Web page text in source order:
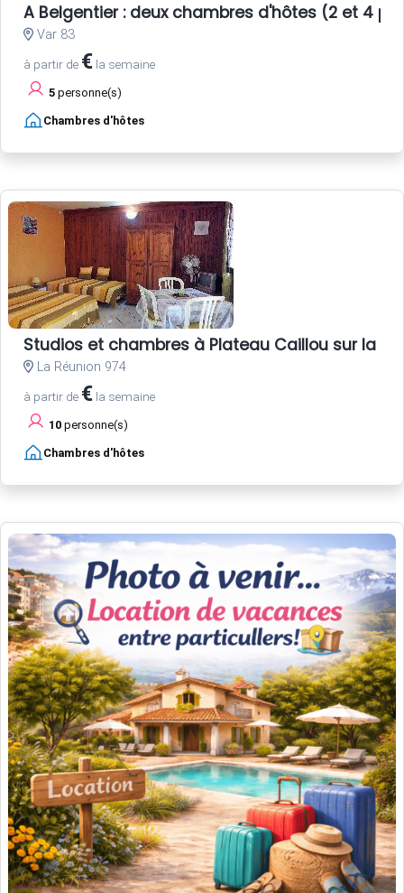
A Belgentier : deux chambres d'hôtes (2 et 4
Var 83
à partir de € la semaine
5 personne(s)
Chambres d'hôtes
Studios et chambres à Plateau Caillou sur la
La Réunion 974
à partir de € la semaine
10 personne(s)
Chambres d'hôtes